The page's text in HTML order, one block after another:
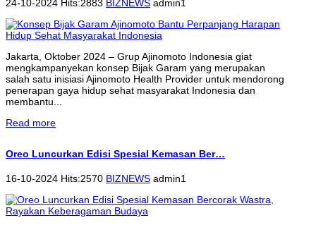
24-10-2024 Hits:2883 BIZNEWS admin1
Jakarta, Oktober 2024 – Grup Ajinomoto Indonesia giat
mengkampanyekan konsep Bijak Garam yang merupakan
salah satu inisiasi Ajinomoto Health Provider untuk mendorong
penerapan gaya hidup sehat masyarakat Indonesia dan
membantu...
Read more
Oreo Luncurkan Edisi Spesial Kemasan Ber…
16-10-2024 Hits:2570 BIZNEWS admin1